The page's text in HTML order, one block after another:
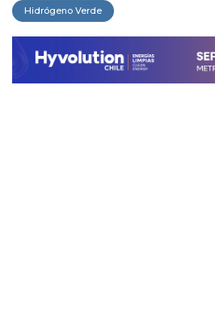
Hidrógeno Verde